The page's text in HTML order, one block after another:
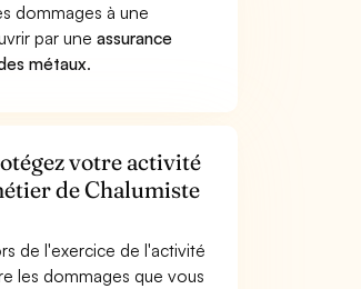
dommages à une
par uneassurance
métaux.
votre activité
de Chalumiste
de l'exercice de l'activité
les dommages que vous